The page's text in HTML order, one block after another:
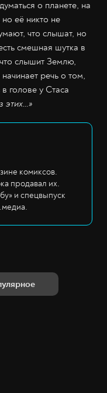
о планете, на
её никто не
что слышат, но
смешная шутка в
слышит Землю,
речь о том,
голове у Стаса
этих…»
комиксов.
продавал их.
и спецвыпуск